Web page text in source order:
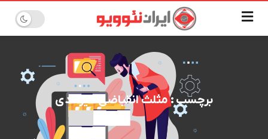
برچسب : مثلث انقباضی غیرعادی